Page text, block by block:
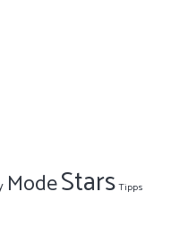
ModeStars Tipps